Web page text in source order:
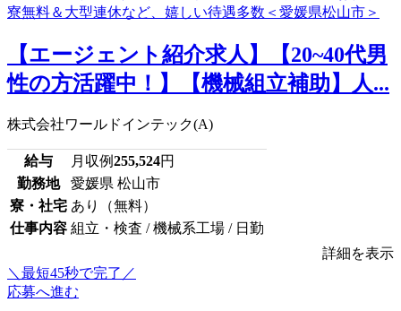
【エージェント紹介求人】【20~40代男
性の方活躍中！】【機械組立補助】人...
株式会社ワールドインテック(A)
給与 月収例255,524円
勤務地
愛媛県 松山市
寮・社宅 あり（無料）
仕事内容 組立・検査 / 機械系工場 / 日勤
詳細を表示
＼最短45秒で完了／
応募へ進む